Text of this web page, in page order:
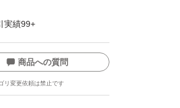
実績99+
商品への質問
リ変更依頼は禁止です